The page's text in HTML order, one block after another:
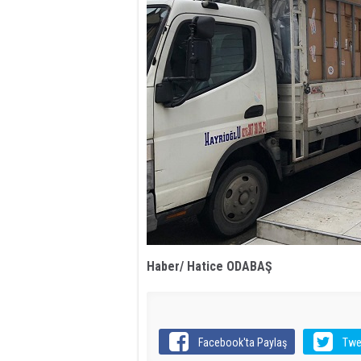
Haber/ Hatice ODABAŞ
Facebook'ta Paylaş